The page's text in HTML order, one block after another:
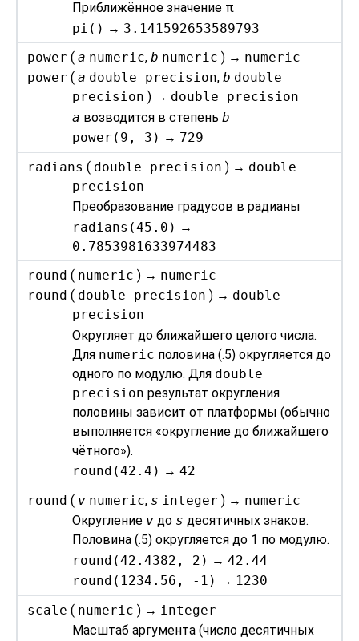
Приближённое значение π
pi() → 3.141592653589793
power (a numeric,b numeric ) → numeric
power (a double precision,b double
precision ) → double precision
a возводится в степеньb
power(9, 3) → 729
radians ( double precision ) → double
precision
Преобразование градусов в радианы
radians(45.0) →
0.7853981633974483
round ( numeric ) → numeric
round ( double precision ) → double
precision
Округляет до ближайшего целого числа.
Для numeric половина (.5) округляется до
одного по модулю. Для double
precision результат округления
половины зависит от платформы (обычно
выполняется«округление до ближайшего
чётного»).
round(42.4) →42
round ( v numeric, s integer ) → numeric
Округление v до s десятичных знаков.
Половина (.5) округляется до 1 по модулю.
round(42.4382, 2) →42.44
round(1234.56, -1) → 1230
scale ( numeric ) → integer
Масштаб аргумента (число десятичных